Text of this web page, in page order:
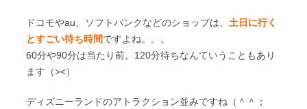
ドコモやau、ソフトバンクなどのショップは、 土日に行く
とすごい待ち時間ですよね。。。
60分や90分は当たり前。120分待ちなんていうこともあり
ます（><）
ディズニーランドのアトラクション並みですね（＾＾；